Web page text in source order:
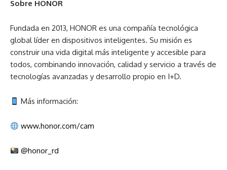
Sobre HONOR
Fundada en 2013, HONOR es una compañía tecnológica
global líder en dispositivos inteligentes. Su misión es
construir una vida digital más inteligente y accesible para
todos, combinando innovación, calidad y servicio a través de
tecnologías avanzadas y desarrollo propio en I+D.
Más información:
www.honor.com/cam
@honor_rd